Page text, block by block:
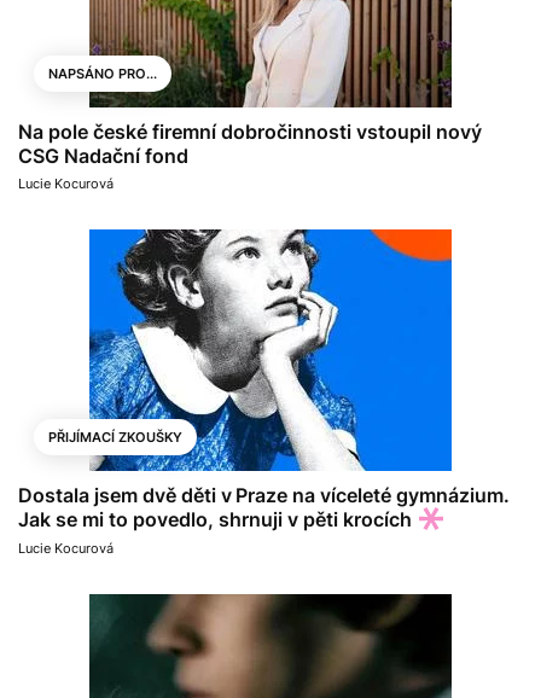
NAPSÁNO PRO...
Na pole české firemní dobročinnosti vstoupil nový
CSG Nadační fond
Lucie Kocurová
PŘIJÍMACÍ ZKOUŠKY
Dostala jsem dvě děti v Praze na víceleté gymnázium.
Jak se mi to povedlo, shrnuji v pěti krocích
Lucie Kocurová